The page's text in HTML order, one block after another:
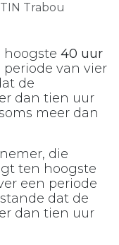
Trabou
hoogste 40 uur
periode van vier
de
dan tien uur
meer dan
die
ten hoogste
een periode
dat de
dan tien uur